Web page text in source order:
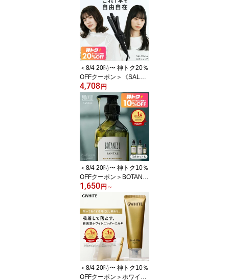
ー】楽天1位★累計400万
台突破！サロニア 送料無
料 1年保証付 ◆30日間全
額返金保証◆速乾 大風量
プレゼント ヘアアイロン
＜8/4 20時〜 神トク20％
OFFクーポン＞《SALON
IA公式店》【SALONIA
サロニア 2WAY ストレー
ト & カール アイロン 32
mm 】送料無料 1年保証
海外対応 カール hk プレ
ゼント ギフト コテ 32m
m
4,708 円
＜8/4 20時〜 神トク10％
OFFクーポン＞BOTANIS
T 【 SANTAL サンタル
シャンプー ヘアオイル
単品 / セット 】 リペア
ダメージケア 潤い ツヤ
髪 しっとり ダメージ カ
ラー タンパク質 ツヤ う
ねり シャンプー
1,650 円 ～
＜8/4 20時〜 神トク10％
OFFクーポン＞ホワイト